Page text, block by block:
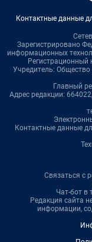
Контактные данные
Зарегистрировано
информационных
Учредитель:
Главный
Адрес редакции:
Контактные данные
Связаться с
Чат-бот в
Редакция сайта
информации,